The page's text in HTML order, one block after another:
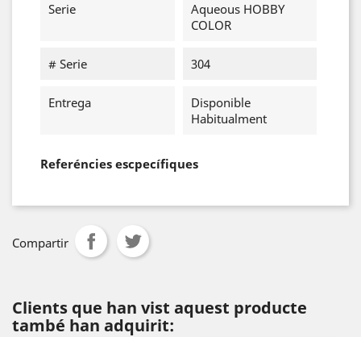
Serie
Aqueous HOBBY
COLOR
# Serie 304
Entrega
Disponible
Habitualment
Referéncies escpecífiques
Compartir
Clients que han vist aquest producte
també han adquirit: